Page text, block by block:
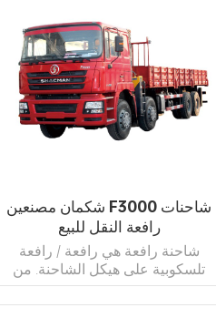
شكمان مصنعين F3000 شاحنات
رافعة النقل للبيع
شاحنة رافعة هي رافعة / رافعة
تلسكوبية على هيكل الشاحنة. من
خلال ذراع الرافعة التلسكوبي ، تمتد
الرافعة إلى 8 أضعاف طولها الأصلي.